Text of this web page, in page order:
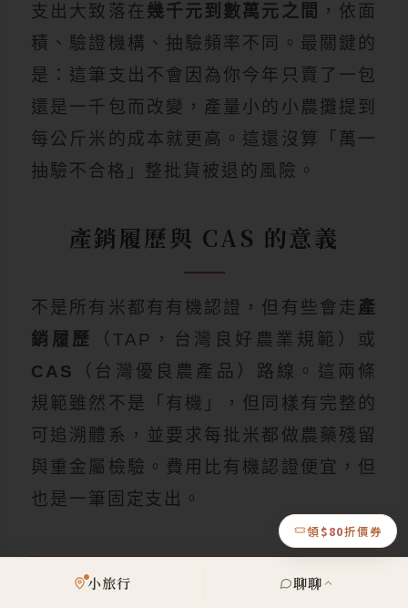
支出大致落在幾千元到數萬元之間
，依面
積、驗證機構、抽驗頻率不同。最關鍵的
是：這筆支出不會因為你今年只賣了一包
還是一千包而改變，產量小的小農攤提到
每公斤米的成本就更高。這還沒算「萬一
抽驗不合格」整批貨被退的風險。
產銷履歷與 CAS 的意義
不是所有米都有有機認證，但有些會走 產
銷履歷
（TAP，台灣良好農業規範）或
CAS
（台灣優良農產品）路線。這兩條
規範雖然不是「有機」，但同樣有完整的
可追溯體系，並要求每批米都做農藥殘留
與重金屬檢驗。費用比有機認證便宜，但
也是一筆固定支出。
延伸閱讀
領$80折價券
小旅行 聊聊